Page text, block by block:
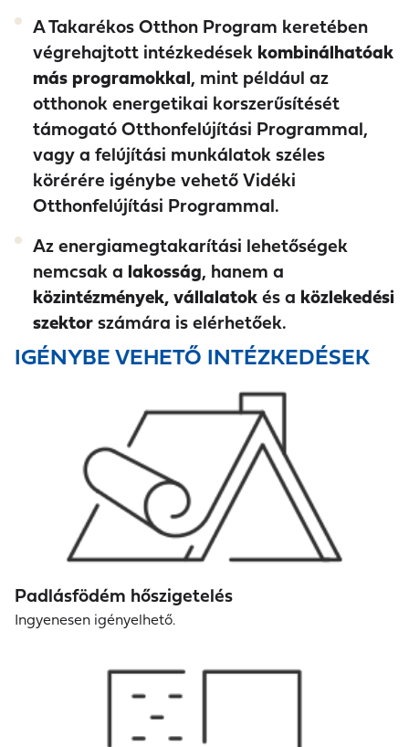
A Takarékos Otthon Program keretében
végrehajtott intézkedések kombinálhatóak
más programokkal, mint például az
otthonok energetikai korszerűsítését
támogató Otthonfelújítási Programmal,
vagy a felújítási munkálatok széles
körérére igénybe vehető Vidéki
Otthonfelújítási Programmal.
Az energiamegtakarítási lehetőségek
nemcsak a lakosság, hanem a
közintézmények, vállalatokés a közlekedési
szektorszámára is elérhetőek.
IGÉNYBE VEHETŐ INTÉZKEDÉSEK
Padlásfödém hőszigetelés
Ingyenesen igényelhető.